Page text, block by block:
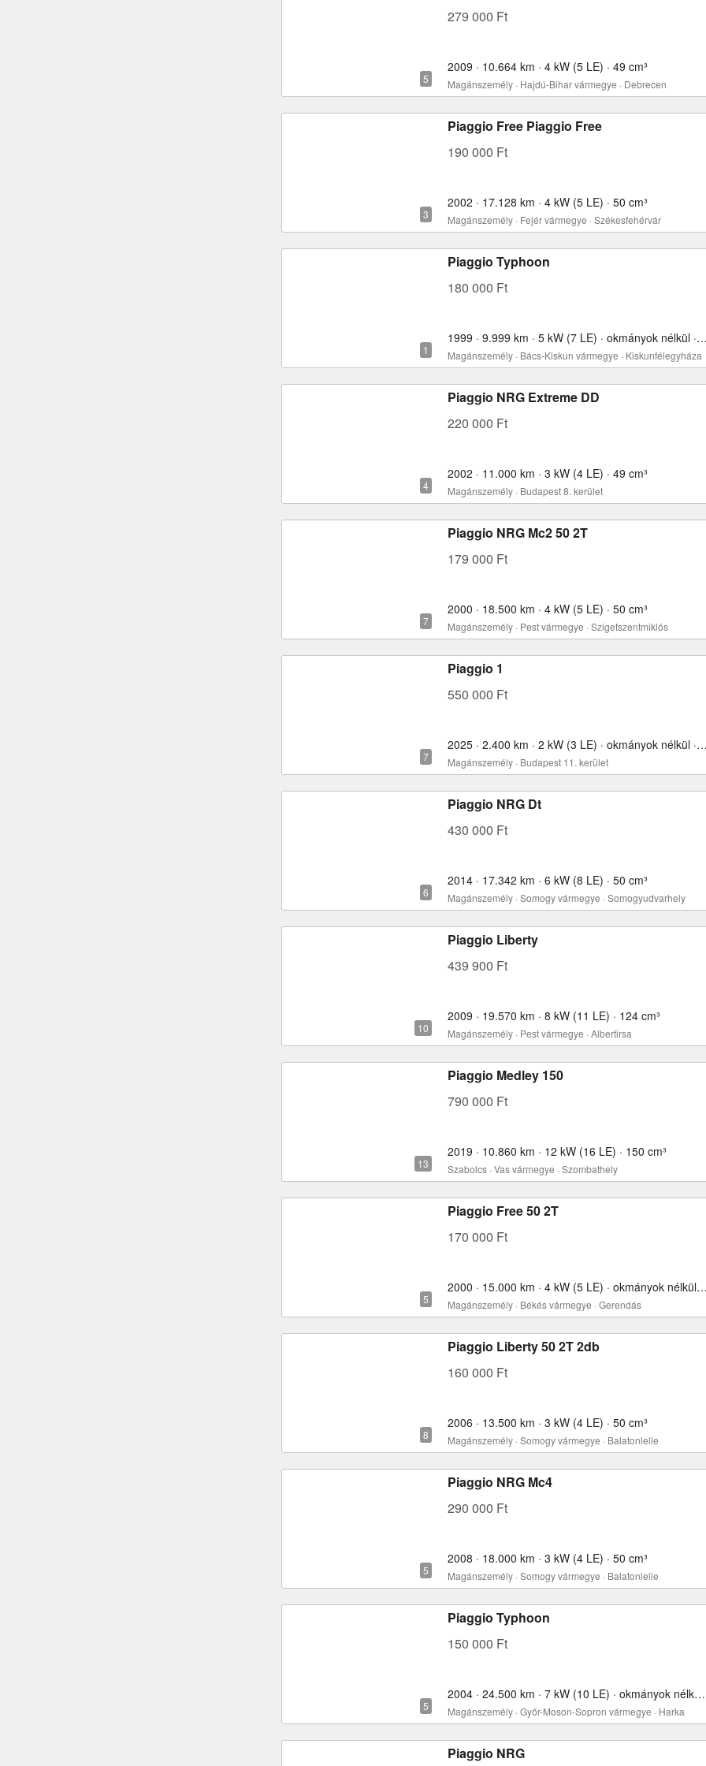
279 000 Ft
2009 · 10.664 km · 4 kW (5 LE) · 49 cm³
Magánszemély · Hajdú-Bihar vármegye · Debrecen
Piaggio Free Piaggio Free
190 000 Ft
2002 · 17.128 km · 4 kW (5 LE) · 50 cm³
Magánszemély · Fejér vármegye · Székesfehérvár
Piaggio Typhoon
180 000 Ft
1999 · 9.999 km · 5 kW (7 LE) · okmányok nélkül · 50 cm³
Magánszemély · Bács-Kiskun vármegye · Kiskunfélegyháza
Piaggio NRG Extreme DD
220 000 Ft
2002 · 11.000 km · 3 kW (4 LE) · 49 cm³
Magánszemély · Budapest 8. kerület
Piaggio NRG Mc2 50 2T
179 000 Ft
2000 · 18.500 km · 4 kW (5 LE) · 50 cm³
Magánszemély · Pest vármegye · Szigetszentmiklós
Piaggio 1
550 000 Ft
2025 · 2.400 km · 2 kW (3 LE) · okmányok nélkül · 1 kWh
Magánszemély · Budapest 11. kerület
Piaggio NRG Dt
430 000 Ft
2014 · 17.342 km · 6 kW (8 LE) · 50 cm³
Magánszemély · Somogy vármegye · Somogyudvarhely
Piaggio Liberty
439 900 Ft
2009 · 19.570 km · 8 kW (11 LE) · 124 cm³
Magánszemély · Pest vármegye · Albertirsa
Piaggio Medley 150
790 000 Ft
2019 · 10.860 km · 12 kW (16 LE) · 150 cm³
Szabolcs · Vas vármegye · Szombathely
Piaggio Free 50 2T
170 000 Ft
2000 · 15.000 km · 4 kW (5 LE) · okmányok nélkül · 50 cm³
Magánszemély · Békés vármegye · Gerendás
Piaggio Liberty 50 2T 2db
160 000 Ft
2006 · 13.500 km · 3 kW (4 LE) · 50 cm³
Magánszemély · Somogy vármegye · Balatonlelle
Piaggio NRG Mc4
290 000 Ft
2008 · 18.000 km · 3 kW (4 LE) · 50 cm³
Magánszemély · Somogy vármegye · Balatonlelle
Piaggio Typhoon
150 000 Ft
2004 · 24.500 km · 7 kW (10 LE) · okmányok nélkül · 70 cm³
Magánszemély · Győr-Moson-Sopron vármegye · Harka
Piaggio NRG